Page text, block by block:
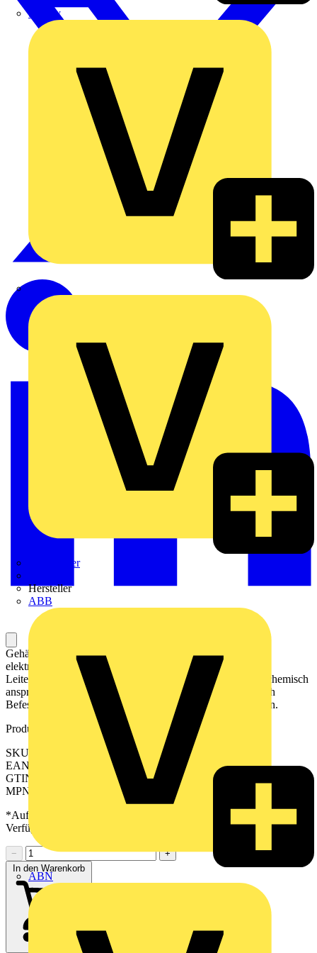
Signify
Weidmüller
Hersteller
ABB
ABN
Gehäuse aus Kunststoff für die Aufnahme von elektrischen,
elektromechanischen und pneumatischen Geräten sowie
Leiterplatten. Geeignet für den Einsatz in mechanisch und chemisch
anspruchsvoller Umgebung. Eine Wandmontage kann durch
Befestigungslöcher oder mit Montagefüßen realisiert werden.
Produktkennzeichen
SKU: 2632810000
EAN: 04050118664546
GTIN: 04050118664546
MPN: FP ENC BS 042 3B
*Auf Anfrage verfügbar - bitte in den Warenkorb legen, um
Verfügbarkeit zu prüfen
−
+
In den Warenkorb